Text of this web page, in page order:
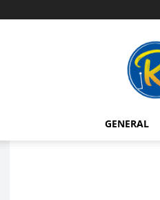
GENERAL